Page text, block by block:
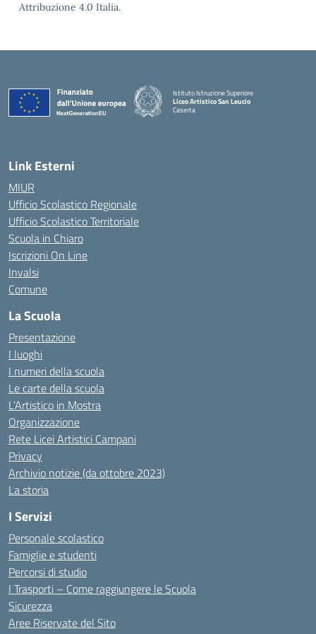
Attribuzione 4.0 Italia.
Istituto Istruzione Superiore
Liceo Artistico San Leucio
Caserta
Link Esterni
MIUR
Ufficio Scolastico Regionale
Ufficio Scolastico Territoriale
Scuola in Chiaro
Iscrizioni On Line
Invalsi
Comune
La Scuola
Presentazione
I luoghi
I numeri della scuola
Le carte della scuola
L’Artistico in Mostra
Organizzazione
Rete Licei Artistici Campani
Privacy
Archivio notizie (da ottobre 2023)
La storia
I Servizi
Personale scolastico
Famiglie e studenti
Percorsi di studio
I Trasporti – Come raggiungere le Scuola
Sicurezza
Aree Riservate del Sito